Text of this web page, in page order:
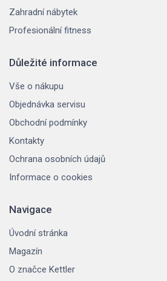
Zahradní nábytek
Profesionální fitness
Důležité informace
Vše o nákupu
Objednávka servisu
Obchodní podmínky
Kontakty
Ochrana osobních údajů
Informace o cookies
Navigace
Úvodní stránka
Magazín
O značce Kettler